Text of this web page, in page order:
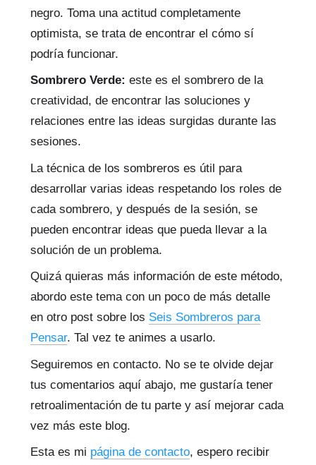
negro. Toma una actitud completamente
optimista, se trata de encontrar el cómo sí
podría funcionar.
Sombrero Verde: este es el sombrero de la
creatividad, de encontrar las soluciones y
relaciones entre las ideas surgidas durante las
sesiones.
La técnica de los sombreros es útil para
desarrollar varias ideas respetando los roles de
cada sombrero, y después de la sesión, se
pueden encontrar ideas que pueda llevar a la
solución de un problema.
Quizá quieras más información de este método,
abordo este tema con un poco de más detalle
en otro post sobre los Seis Sombreros para
Pensar. Tal vez te animes a usarlo.
Seguiremos en contacto. No se te olvide dejar
tus comentarios aquí abajo, me gustaría tener
retroalimentación de tu parte y así mejorar cada
vez más este blog.
Esta es mi página de contacto, espero recibir